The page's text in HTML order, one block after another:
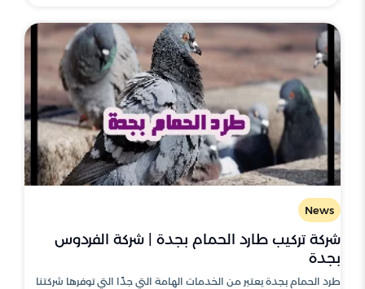
News
شركة تركيب طارد الحمام بجدة | شركة الفردوس
بجدة
طرد الحمام بجدة يعتبر من الخدمات الهامة التي جدًا التي توفرها شركتنا